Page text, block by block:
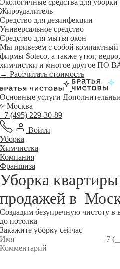
Экологичные средства для
Жироудалитель
Средство для дезинфекции
Универсальное средство
Средство для мытья окон
Мы привезем с собой
фирмы Soteco, а также утюг,
химчистки и многое другое
→ Рассчитать стоимость
Основные услуги
Москва
+7 (495) 229-30-89
Войти
Уборка
Химчистка
Компания
Франшиза
Уборка
продажей в
Создадим безупречную чистоту
до потолка
Закажите уборку сейчас